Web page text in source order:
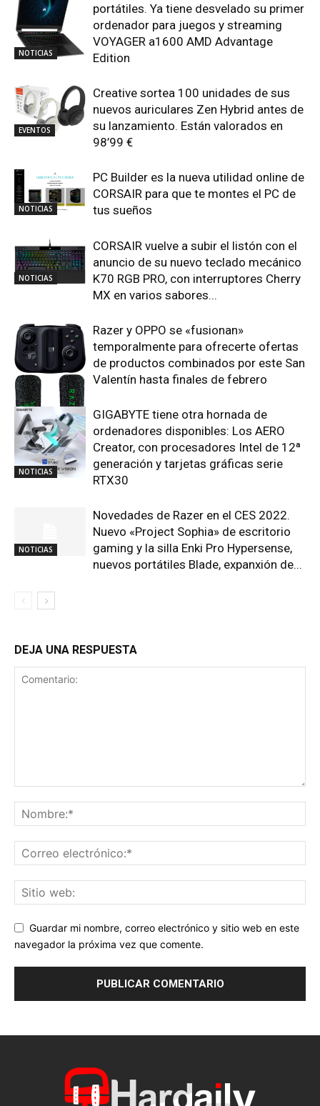
NOTICIAS
portátiles. Ya tiene desvelado su primer
ordenador para juegos y streaming
VOYAGER a1600 AMD Advantage
Edition
EVENTOS
Creative sortea 100 unidades de sus
nuevos auriculares Zen Hybrid antes de
su lanzamiento. Están valorados en
98’99 €
NOTICIAS
PC Builder es la nueva utilidad online de
CORSAIR para que te montes el PC de
tus sueños
NOTICIAS
CORSAIR vuelve a subir el listón con el
anuncio de su nuevo teclado mecánico
K70 RGB PRO, con interruptores Cherry
MX en varios sabores...
NOTICIAS
Razer y OPPO se «fusionan»
temporalmente para ofrecerte ofertas
de productos combinados por este San
Valentín hasta finales de febrero
NOTICIAS
GIGABYTE tiene otra hornada de
ordenadores disponibles: Los AERO
Creator, con procesadores Intel de 12ª
generación y tarjetas gráficas serie
RTX30
NOTICIAS
Novedades de Razer en el CES 2022.
Nuevo «Project Sophia» de escritorio
gaming y la silla Enki Pro Hypersense,
nuevos portátiles Blade, expanxión de...
DEJA UNA RESPUESTA
Guardar mi nombre, correo electrónico y sitio web en este
navegador la próxima vez que comente.